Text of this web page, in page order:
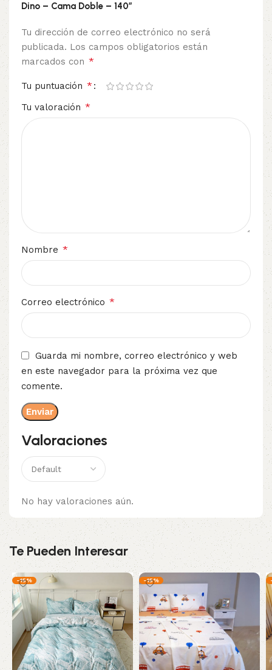
Valoraciones
No hay valoraciones aún.
Dino – Cama Doble – 140”
Tu dirección de correo electrónico no será
publicada. Los campos obligatorios están
marcados con *
Tu puntuación *
Tu valoración *
Nombre *
Correo electrónico *
Guarda mi nombre, correo electrónico y web
en este navegador para la próxima vez que
comente.
Te Pueden Interesar
-15% -15%